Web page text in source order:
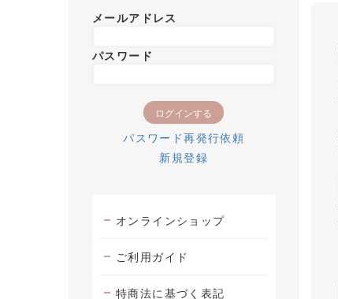
メールアドレス
パスワード
パスワード再発行依頼
新規登録
オンラインショップ
ご利用ガイド
特商法に基づく表記